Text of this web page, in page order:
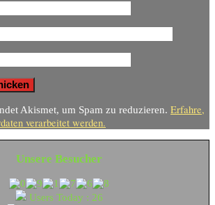
Akismet, um Spam zu reduzieren. Erfahre,
verarbeitet werden.
Unsere Besucher
Users Today : 26